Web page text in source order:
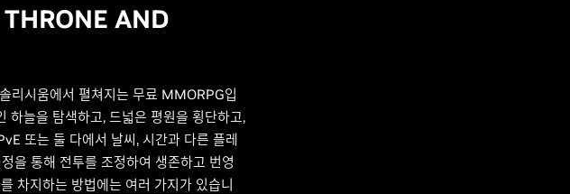
AND
리시움에서 펼쳐지는 무료 MMORPG입
하늘을 탐색하고, 드넓은 평원을 횡단하고,
또는 둘 다에서 날씨, 시간과 다른 플레
을 통해 전투를 조정하여 생존하고 번영
차지하는 방법에는 여러 가지가 있습니